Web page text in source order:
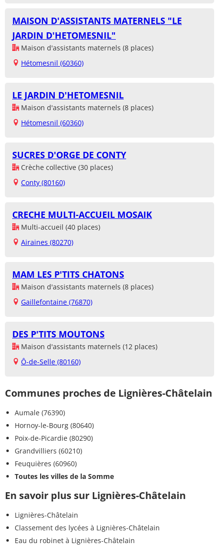
MAISON D'ASSISTANTS MATERNELS "LE
JARDIN D'HETOMESNIL"
Maison d'assistants maternels (8 places)
Hétomesnil (60360)
LE JARDIN D'HETOMESNIL
Maison d'assistants maternels (8 places)
Hétomesnil (60360)
SUCRES D'ORGE DE CONTY
Crèche collective (30 places)
Conty (80160)
CRECHE MULTI-ACCUEIL MOSAIK
Multi-accueil (40 places)
Airaines (80270)
MAM LES P'TITS CHATONS
Maison d'assistants maternels (8 places)
Gaillefontaine (76870)
DES P'TITS MOUTONS
Maison d'assistants maternels (12 places)
Ô-de-Selle (80160)
Communes proches de Lignières-Châtelain
Aumale (76390)
Hornoy-le-Bourg (80640)
Poix-de-Picardie (80290)
Grandvilliers (60210)
Feuquières (60960)
Toutes les villes de la Somme
En savoir plus sur Lignières-Châtelain
Lignières-Châtelain
Classement des lycées à Lignières-Châtelain
Eau du robinet à Lignières-Châtelain